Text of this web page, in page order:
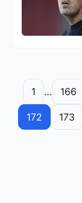
1 … 166
172 173